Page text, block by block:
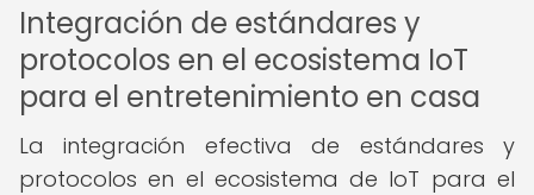
Integración de estándares y
protocolos en el ecosistema IoT
para el entretenimiento en casa
La integración efectiva de estándares y
protocolos en el ecosistema de IoT para el